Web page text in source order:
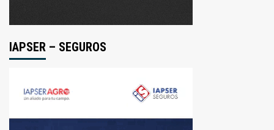
IAPSER – SEGUROS